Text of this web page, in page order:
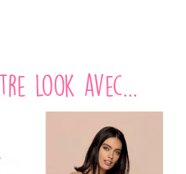
look avec...